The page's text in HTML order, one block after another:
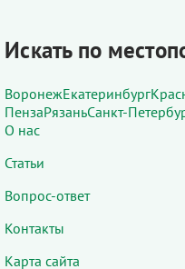
Искать по
ВоронежЕкатеринбург
ПензаРязаньСанкт-
О нас
Статьи
Вопрос-ответ
Контакты
Карта сайта